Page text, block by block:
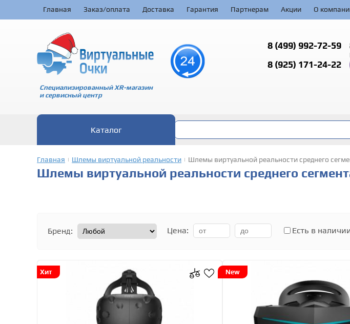
Главная Заказ/оплата Доставка Гарантия Партнерам Акции О
Специализированный XR-магазин
и сервисный центр
8 (499) 992-72-59
8 (925) 171-24-22
Каталог
Главная Шлемы виртуальной реальности Шлемы виртуальной реальности среднего
Шлемы виртуальной реальности среднего
Бренд: Цена: Есть в
Хит New